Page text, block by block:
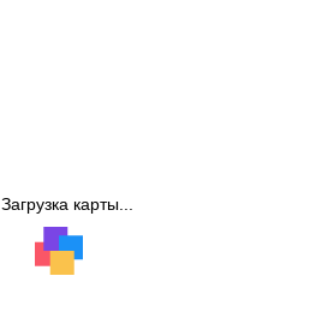
Загрузка карты...